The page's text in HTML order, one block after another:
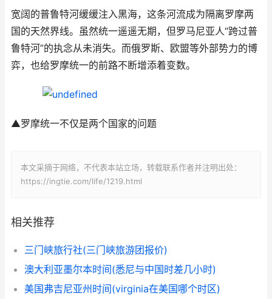
宽阔的普鲁特河缓缓注入黑海，这条河流成为隔离罗摩两
国的天然界线。虽然统一遥遥无期，但罗马尼亚人“跨过普
鲁特河”的执念从未消失。而俄罗斯、欧盟等外部势力的博
弈，也给罗摩统一的前路不断增添着变数。
▲罗摩统一不仅是两个国家的问题
本文采摘于网络，不代表本站立场，转载联系作者并注明出处：
https://ingtie.com/life/1219.html
相关推荐
三门峡旅行社(三门峡旅游团报价)
澳大利亚墨尔本时间(悉尼与中国时差几小时)
美国弗吉尼亚州时间(virginia在美国哪个时区)